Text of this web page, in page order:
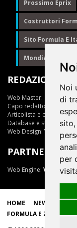
Noi
di
per
Prossimo Eprix
Costruttori
Sito Formula E
Mondiale
REDAZIONE
Web Master:
Capo redattore:
Articolista e opinionista:
Database e statistiche:
Web Design: Vittorio
PARTNER
Web Engine: ViDa 3.0
HOME NEWS
FORMULA E ZONE